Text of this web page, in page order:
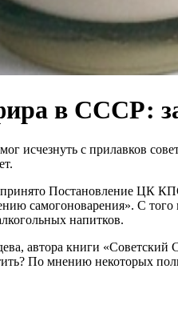
в СССР:
исчезнуть с прилавков
Постановление ЦК
самогоноварения». С
напитков.
автора книги «Советский
По мнению некоторых